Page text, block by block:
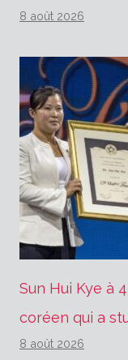
8 août 2026
Sun Hui Kye à
coréen qui a
8 août 2026